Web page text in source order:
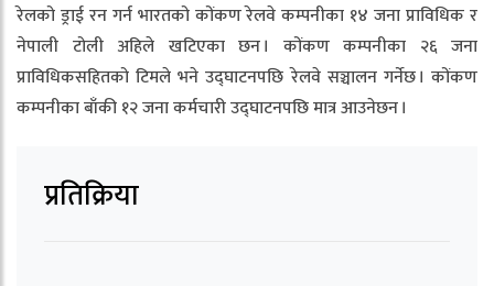
रेलको ड्राई रन गर्न भारतको कोंकण रेलवे कम्पनीका १४ जना प्राविधिक र
नेपाली टोली अहिले खटिएका छन । कोंकण कम्पनीका २६ जना
प्राविधिकसहितको टिमले भने उद्घाटनपछि रेलवे सञ्चालन गर्नेछ । कोंकण
कम्पनीका बाँकी १२ जना कर्मचारी उद्घाटनपछि मात्र आउनेछन ।
प्रतिक्रिया